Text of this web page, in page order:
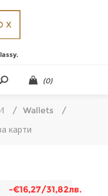
(0)
/ Wallets
/
карти
-€16,27/31,82лв.